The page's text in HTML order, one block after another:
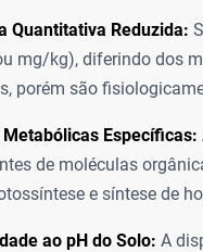
Quantitativa Reduzida:
mg/kg), diferindo dos
porém são
Metabólicas Específicas:
de moléculas
e síntese de
ao pH do Solo: A